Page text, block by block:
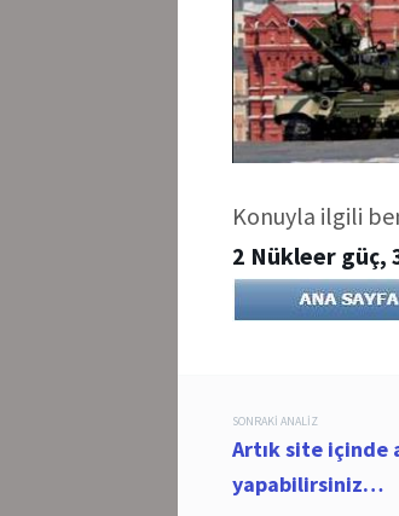
Konuyla ilgili
2 Nükleer güç,
Post
SONRAKI ANALIZ
Artık site içinde
yapabilirsiniz…